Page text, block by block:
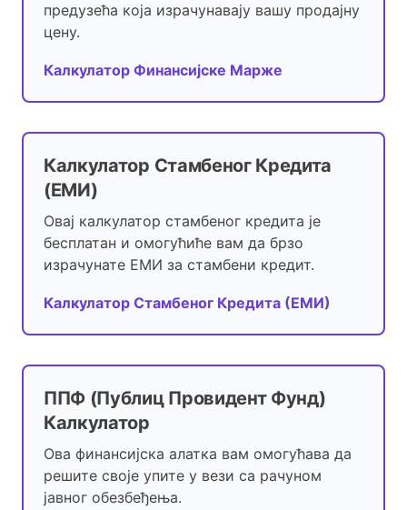
предузећа која израчунавају вашу продајну
цену.
Калкулатор Финансијске Марже
Калкулатор Стамбеног Кредита
(ЕМИ)
Овај калкулатор стамбеног кредита је
бесплатан и омогућиће вам да брзо
израчунате ЕМИ за стамбени кредит.
Калкулатор Стамбеног Кредита (ЕМИ)
ППФ (Публиц Провидент Фунд)
Калкулатор
Ова финансијска алатка вам омогућава да
решите своје упите у вези са рачуном
јавног обезбеђења.